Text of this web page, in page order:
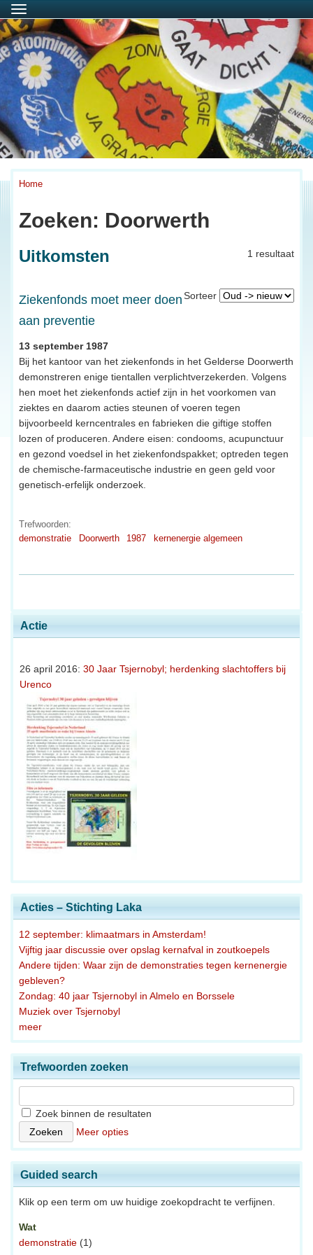
Menu
Actie
26 april 2016: 30 Jaar Tsjernobyl; herdenking slachtoffers bij
Urenco
Acties – Stichting Laka
12 september: klimaatmars in Amsterdam!
Vijftig jaar discussie over opslag kernafval in zoutkoepels
Andere tijden: Waar zijn de demonstraties tegen kernenergie
gebleven?
Zondag: 40 jaar Tsjernobyl in Almelo en Borssele
Muziek over Tsjernobyl
meer
Home
Zoeken: Doorwerth
1 resultaat
Uitkomsten
Sorteer
Ziekenfonds moet meer doen
aan preventie
13 september 1987
Bij het kantoor van het ziekenfonds in het Gelderse Doorwerth
demonstreren enige tientallen verplichtverzekerden. Volgens
hen moet het ziekenfonds actief zijn in het voorkomen van
ziektes en daarom acties steunen of voeren tegen
bijvoorbeeld kerncentrales en fabrieken die giftige stoffen
lozen of produceren. Andere eisen: condooms, acupunctuur
en gezond voedsel in het ziekenfondspakket; optreden tegen
de chemische-farmaceutische industrie en geen geld voor
genetisch-erfelijk onderzoek.
Trefwoorden:
demonstratie
Doorwerth 1987 kernenergie algemeen
Trefwoorden zoeken
Zoek binnen de resultaten
Meer opties
Guided search
Klik op een term om uw huidige zoekopdracht te verfijnen.
Wat
demonstratie (1)